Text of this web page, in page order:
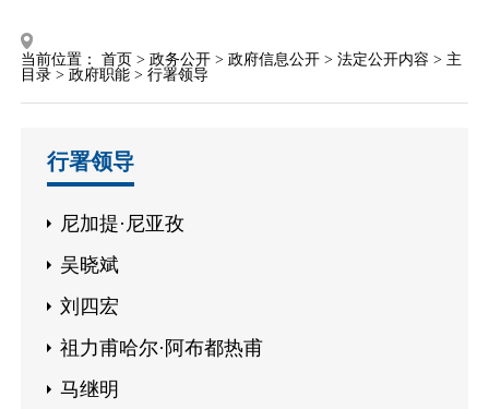
当前位置： 首页 > 政务公开 > 政府信息公开 > 法定公开内容 > 主
目录 > 政府职能 > 行署领导
行署领导
尼加提·尼亚孜
吴晓斌
刘四宏
祖力甫哈尔·阿布都热甫
马继明